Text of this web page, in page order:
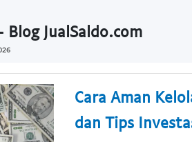
JualSaldo.com
Cara Aman
dan Tips